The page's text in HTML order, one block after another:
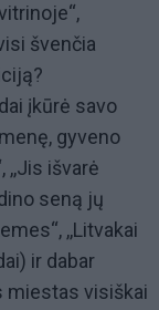
švenčia
įkūrė savo
gyveno
,,Jis išvarė
seną jų
,,Litvakai
ir dabar
miestas visiškai